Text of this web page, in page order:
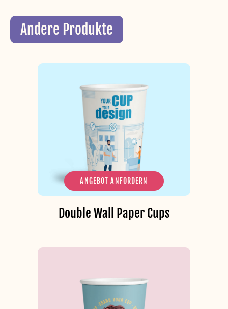
Andere Produkte
ANGEBOT ANFORDERN
Double Wall Paper Cups